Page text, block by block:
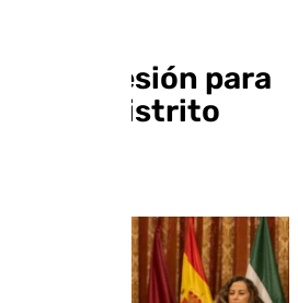
posesión para
y el distrito